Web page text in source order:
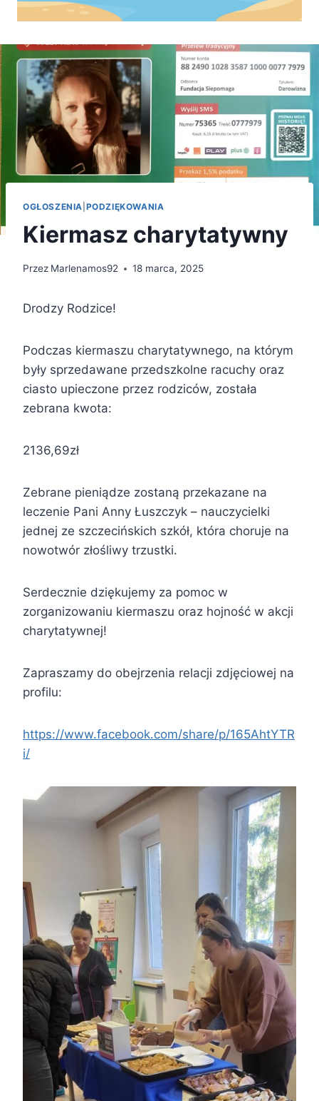
OGŁOSZENIA PODZIĘKOWANIA
Kiermasz charytatywny
Przez Marlenamos92 18 marca, 2025
Drodzy Rodzice!
Podczas kiermaszu charytatywnego, na którym
były sprzedawane przedszkolne racuchy oraz
ciasto upieczone przez rodziców, została
zebrana kwota:
2136,69zł
Zebrane pieniądze zostaną przekazane na
leczenie Pani Anny Łuszczyk – nauczycielki
jednej ze szczecińskich szkół, która choruje na
nowotwór złośliwy trzustki.
Serdecznie dziękujemy za pomoc w
zorganizowaniu kiermaszu oraz hojność w akcji
charytatywnej!
Zapraszamy do obejrzenia relacji zdjęciowej na
profilu:
https://www.facebook.com/share/p/165AhtYTR
i/